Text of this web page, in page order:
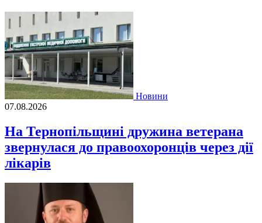
Новини
07.08.2026
На Тернопільщині дружина ветерана
звернулася до правоохоронців через дії
лікарів